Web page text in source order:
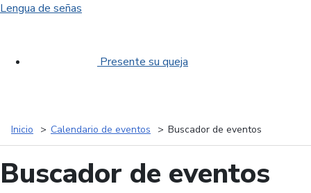
Lengua de señas
Presente su queja
Inicio Calendario de eventos Buscador de eventos
Buscador de eventos